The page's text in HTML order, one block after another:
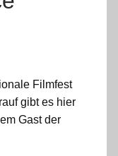
Filmfest
gibt es hier
Gast der